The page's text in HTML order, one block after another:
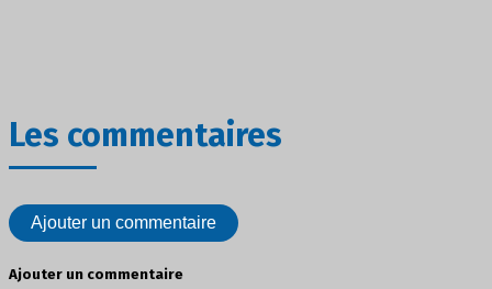
Les commentaires
Ajouter un commentaire
Ajouter un commentaire